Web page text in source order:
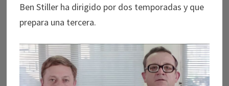
Ben Stiller ha dirigido por dos temporadas y que
prepara una tercera.